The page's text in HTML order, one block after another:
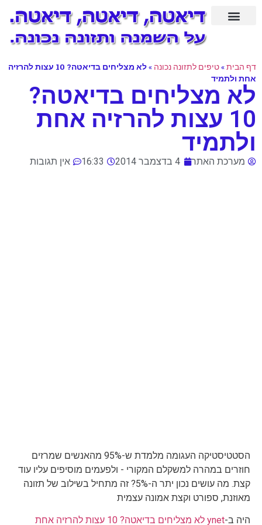
דף הבית»טיפים לתזונה נכונה »
לא מצליחים בדיאטה? 10 עצות להרזיה
אחת ולתמיד
לא מצליחים בדיאטה?
10 עצות להרזיה אחת
ולתמיד
מערכת האתר 4 בדצמבר 2014 16:33 אין תגובות
הסטטיסטיקה העגומה מלמדת ש-95% מהאנשים שמרזים
חוזרים במהרה למשקלם המקורי - ולפעמים מוסיפים עליו עוד
קצת. מה עושים נכון יתר ה-5%? זה מתחיל בשילוב של תזונה
מאוזנת, ספורט וקצת אמונה עצמית
היה ב- ynet לא מצליחים בדיאטה? 10 עצות להרזיה אחת